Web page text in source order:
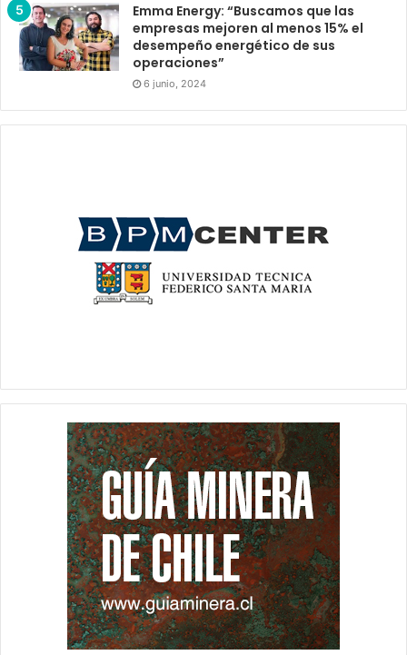
Emma Energy: “Buscamos que las
empresas mejoren al menos 15% el
desempeño energético de sus
operaciones”
6 junio, 2024